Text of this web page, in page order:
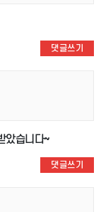
댓글쓰기
았습니다~
댓글쓰기